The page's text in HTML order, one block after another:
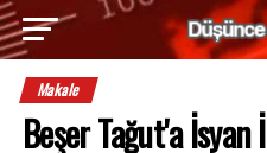
Makale
Beşer Tağut'a İsyan